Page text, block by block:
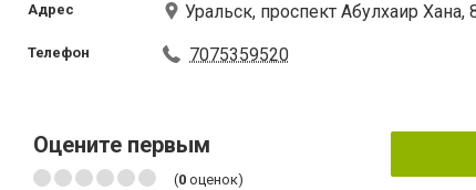
Адрес Уральск, проспект Абулхаир Хана,
Телефон 7075359520
Оцените первым
(0 оценок)